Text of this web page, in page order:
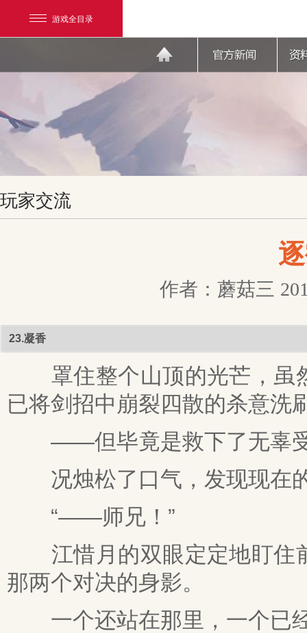
游戏全目录
玩家交流
作者：蘑菇三
23.凝香
罩住整个山顶的光芒，虽
已将剑招中崩裂四散的杀意洗
——但毕竟是救下了无辜受
况烛松了口气，发现现在
“——师兄！”
江惜月的双眼定定地盯住
那两个对决的身影。
一个还站在那里，一个已